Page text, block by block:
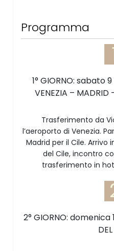
Programma
1° GIORNO: sabato
VENEZIA – MADRID
Trasferimento da
l’aeroporto di Venezia.
Madrid per il Cile. Arrivo
del Cile, incontro
trasferimento in
2° GIORNO: domenica